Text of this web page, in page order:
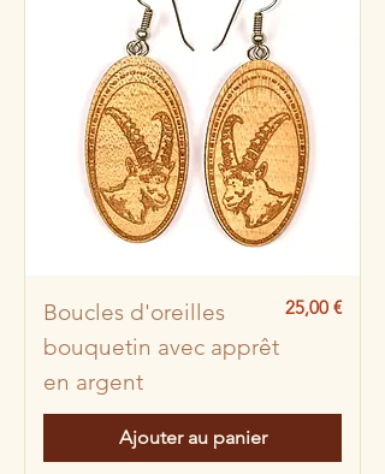
Boucles d'oreilles
bouquetin avec apprêt
en argent
Prix
25,00 €
Ajouter au panier